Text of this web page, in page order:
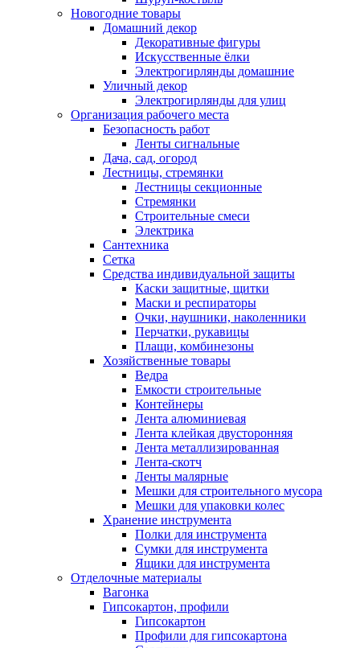
Новогодние товары
Домашний декор
Декоративные фигуры
Искусственные ёлки
Электрогирлянды домашние
Уличный декор
Электрогирлянды для улиц
Организация рабочего места
Безопасность работ
Ленты сигнальные
Дача, сад, огород
Лестницы, стремянки
Лестницы секционные
Стремянки
Строительные смеси
Электрика
Сантехника
Сетка
Средства индивидуальной защиты
Каски защитные, щитки
Маски и респираторы
Очки, наушники, наколенники
Перчатки, рукавицы
Плащи, комбинезоны
Хозяйственные товары
Ведра
Емкости строительные
Контейнеры
Лента алюминиевая
Лента клейкая двусторонняя
Лента металлизированная
Лента-скотч
Ленты малярные
Мешки для строительного мусора
Мешки для упаковки колес
Хранение инструмента
Полки для инструмента
Сумки для инструмента
Ящики для инструмента
Отделочные материалы
Вагонка
Гипсокартон, профили
Гипсокартон
Профили для гипсокартона